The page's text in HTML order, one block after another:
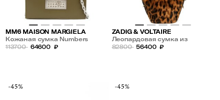
MM6 MAISON MARGIELA
Кожаная сумка Numbers
113700 64600 ₽
ZADIG & VOLTAIRE
Леопардовая сумка из
экомеха
82800 56400 ₽
-45% -45%